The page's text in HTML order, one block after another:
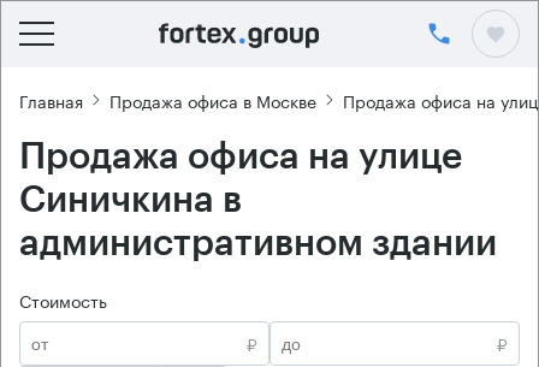
Главная Продажа офиса в Москве Продажа офиса на
Продажа офиса на улице
Синичкина в
административном здании
Стоимость
₽
₽